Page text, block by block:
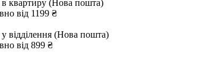
в квартиру (Нова пошта)
від 1199 ₴
відділення (Нова пошта)
від 899 ₴